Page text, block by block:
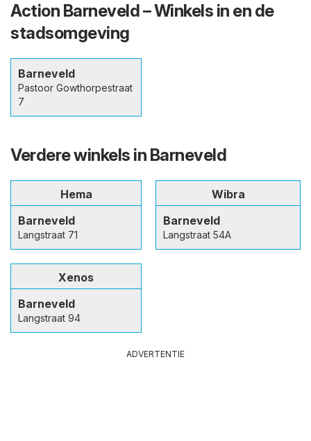
Action Barneveld – Winkels in en de
stadsomgeving
Barneveld
Pastoor Gowthorpestraat
7
Verdere winkels in Barneveld
Hema
Barneveld
Langstraat 71
Wibra
Barneveld
Langstraat 54A
Xenos
Barneveld
Langstraat 94
ADVERTENTIE